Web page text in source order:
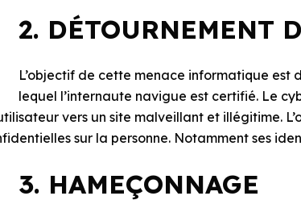
2. DÉTOURNEMENT
L’objectif de cette menace informatique est
lequel l’internaute navigue est certifié. Le
vers un site malveillant et illégitime.
sur la personne. Notamment ses
3. HAMEÇONNAGE